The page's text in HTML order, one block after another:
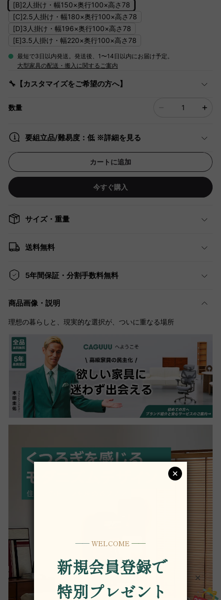
[B]2人掛け・幅150×奥行100×高さ78
[C]2.5人掛け・幅180×奥行100×高さ78
[D]3人掛け・幅196×奥行100×高さ78
[E]3.5人掛け・幅220×奥行100×高さ78
最短で3日以内発送。発送後、1〜14日以内にお届け予定。
大型家具の配送・搬入に関するご案内
🔧【カスタマイズをご希望の方へ】
数量
要組立品/難易度：低 ※詳細を見る
カートに追加
今すぐ購入
サイズ・重量
送料無料
5年間保証・分割手数料無料
商品画像・説明
理想の暮らしと、現実的な選択が、ついに重なる場所